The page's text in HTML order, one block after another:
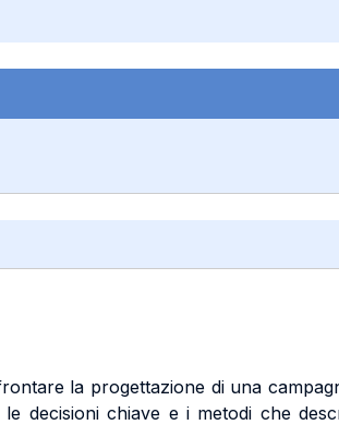
la progettazione di una
chiave e i metodi che